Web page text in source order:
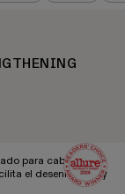
para cabello de
el desenredado y